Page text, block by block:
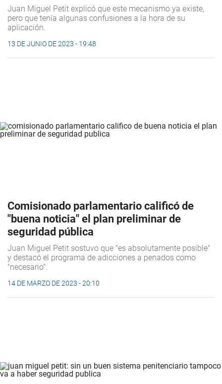
Juan Miguel Petit explicó que este mecanismo ya existe,
pero que tenía algunas confusiones a la hora de su
aplicación.
13 DE JUNIO DE 2023 - 19:48
Comisionado parlamentario calificó de
"buena noticia" el plan preliminar de
seguridad pública
Juan Miguel Petit sostuvo que "es absolutamente posible"
y destacó el programa de adicciones a penados como
"necesario".
14 DE MARZO DE 2023 - 20:10